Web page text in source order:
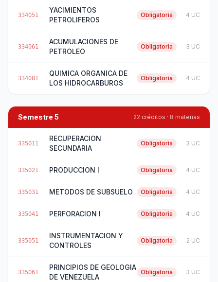
334051
YACIMIENTOS
PETROLIFEROS
Obligatoria 4 UC
334061
ACUMULACIONES DE
PETROLEO
Obligatoria 3 UC
334081
QUIMICA ORGANICA DE
LOS HIDROCARBUROS
Obligatoria 4 UC
Semestre 5 22 créditos · 8 materias
335011
RECUPERACION
SECUNDARIA
Obligatoria 3 UC
335021 PRODUCCION I Obligatoria 4 UC
335031 METODOS DE SUBSUELO Obligatoria 4 UC
335041 PERFORACION I Obligatoria 4 UC
335051
INSTRUMENTACION Y
CONTROLES
Obligatoria 2 UC
335061
PRINCIPIOS DE GEOLOGIA
DE VENEZUELA
Obligatoria 3 UC